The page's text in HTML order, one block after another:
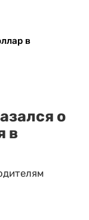
в
о
в